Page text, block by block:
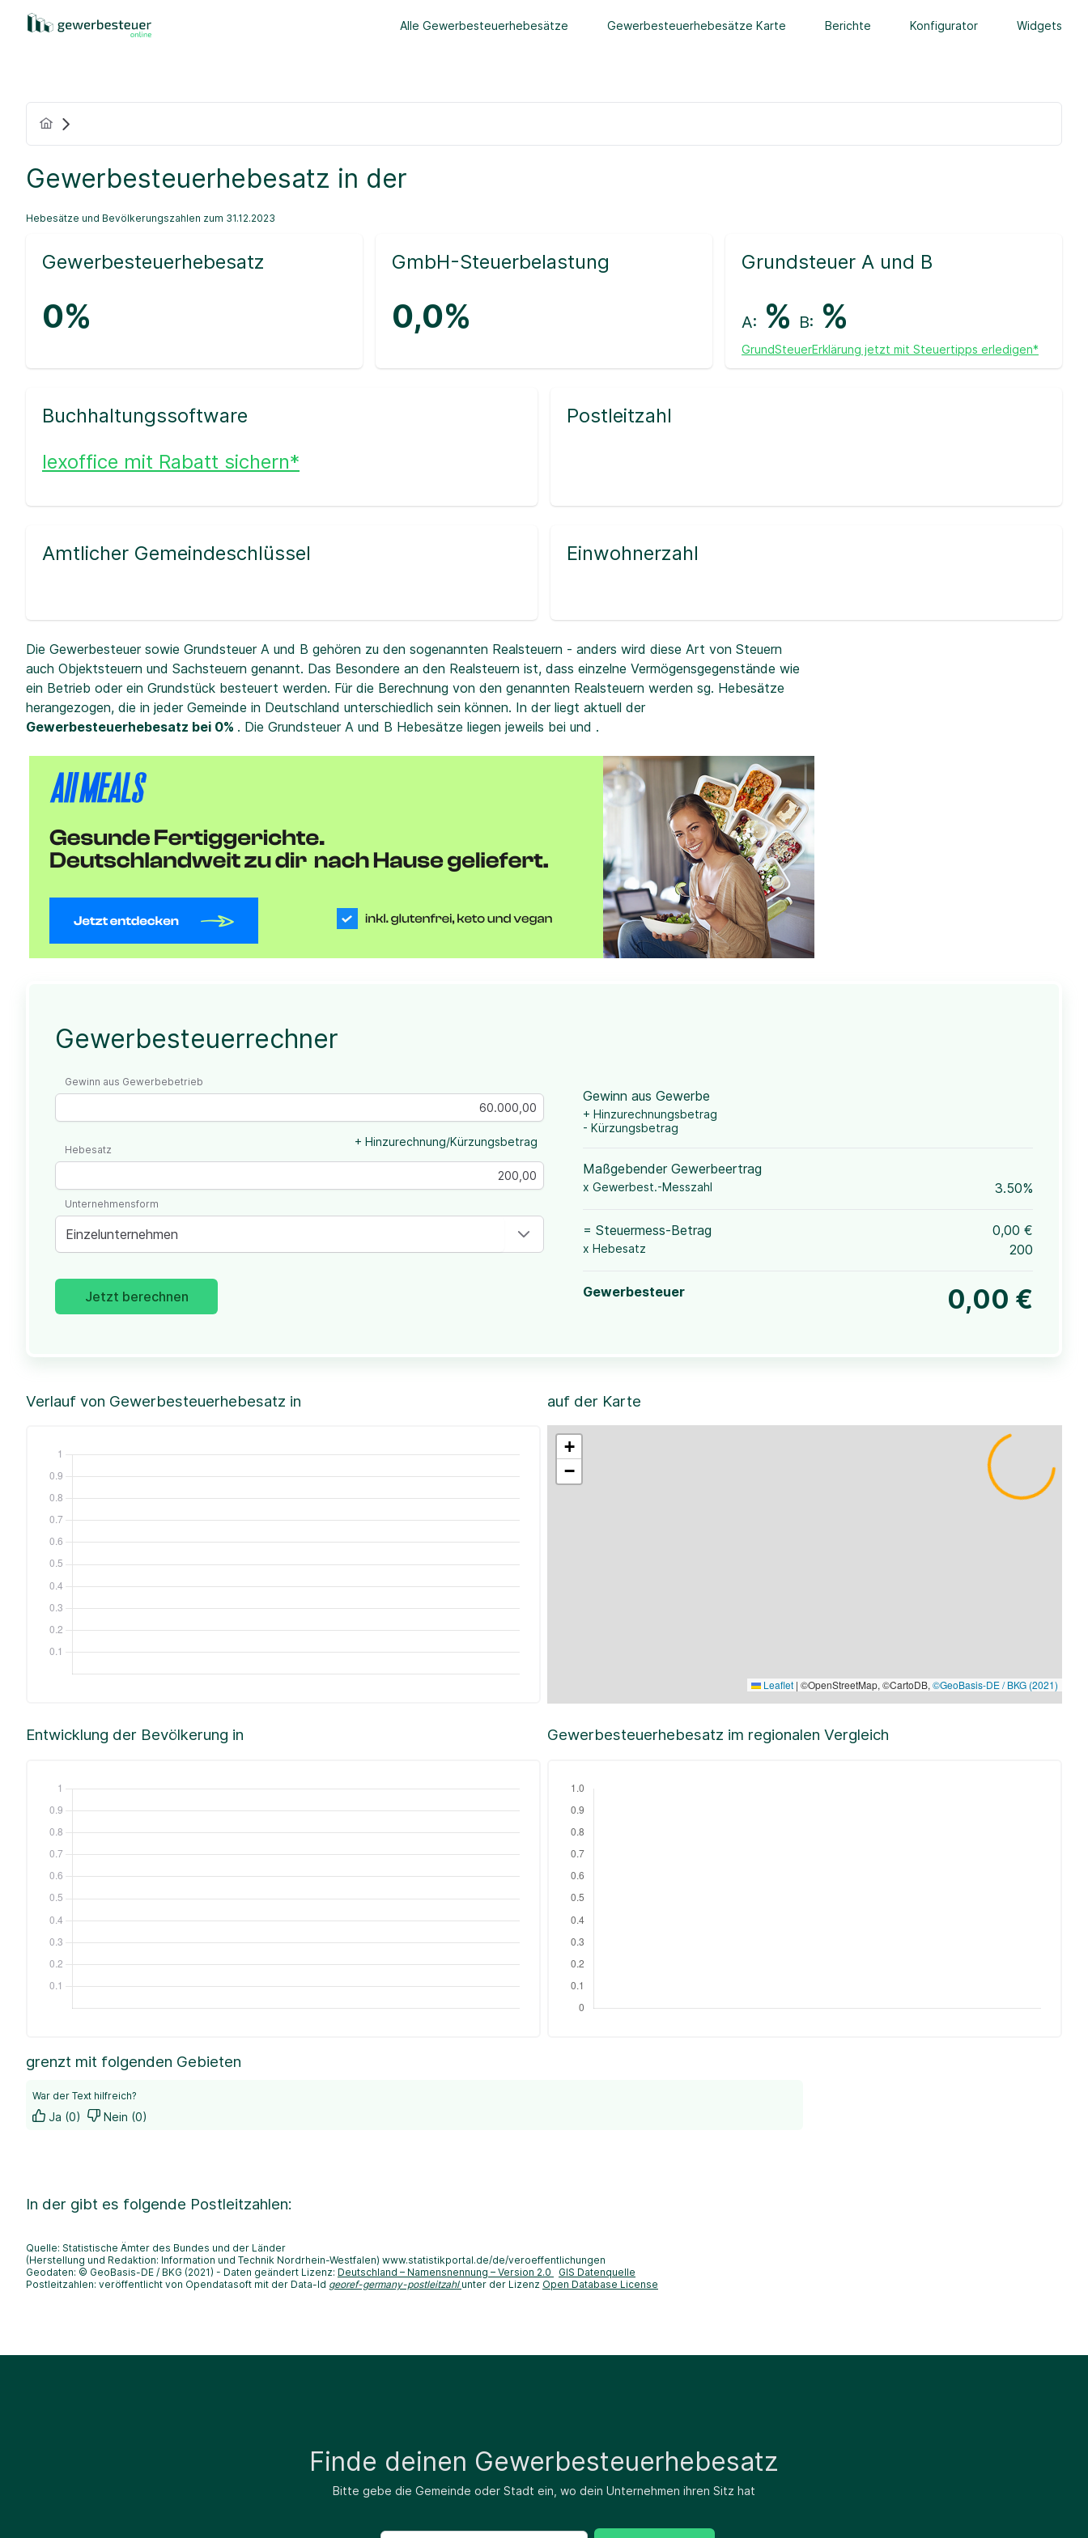
Alle Gewerbesteuerhebesätze Gewerbesteuerhebesätze Karte Berichte Konfigurator Widgets
Gewerbesteuerhebesatz in der
Hebesätze und Bevölkerungszahlen zum 31.12.2023
Gewerbesteuerhebesatz
0%
GmbH-Steuerbelastung
0,0%
Grundsteuer A und B
A: % B: %
GrundSteuerErklärung jetzt mit Steuertipps erledigen*
Buchhaltungssoftware
lexoffice mit Rabatt sichern*
Postleitzahl
Amtlicher Gemeindeschlüssel Einwohnerzahl
Die Gewerbesteuer sowie Grundsteuer A und B gehören zu den sogenannten Realsteuern - anders wird diese Art von Steuern
auch Objektsteuern und Sachsteuern genannt. Das Besondere an den Realsteuern ist, dass einzelne Vermögensgegenstände wie
ein Betrieb oder ein Grundstück besteuert werden. Für die Berechnung von den genannten Realsteuern werden sg. Hebesätze
herangezogen, die in jeder Gemeinde in Deutschland unterschiedlich sein können. In der liegt aktuell der
Gewerbesteuerhebesatz bei 0% . Die Grundsteuer A und B Hebesätze liegen jeweils bei und .
Gewerbesteuerrechner
Gewinn aus Gewerbebetrieb
+ Hinzurechnung/Kürzungsbetrag
Hebesatz
Einzelunternehmen
Unternehmensform
Jetzt berechnen
Gewinn aus Gewerbe
+ Hinzurechnungsbetrag
- Kürzungsbetrag
Maßgebender Gewerbeertrag
x Gewerbest.-Messzahl 3.50%
= Steuermess-Betrag 0,00 €
x Hebesatz 200
Gewerbesteuer 0,00 €
Verlauf von Gewerbesteuerhebesatz in auf der Karte
+
−
Leaflet | ©OpenStreetMap, ©CartoDB, ©GeoBasis-DE / BKG (2021)
Entwicklung der Bevölkerung in Gewerbesteuerhebesatz im regionalen Vergleich
grenzt mit folgenden Gebieten
War der Text hilfreich?
Ja (0) Nein (0)
In der gibt es folgende Postleitzahlen:
Quelle: Statistische Ämter des Bundes und der Länder
(Herstellung und Redaktion: Information und Technik Nordrhein-Westfalen) www.statistikportal.de/de/veroeffentlichungen
Geodaten: © GeoBasis-DE / BKG (2021) - Daten geändert Lizenz: Deutschland – Namensnennung – Version 2.0
GIS Datenquelle
Postleitzahlen: veröffentlicht von Opendatasoft mit der Data-Id georef-germany-postleitzahl unter der Lizenz Open Database License
Finde deinen Gewerbesteuerhebesatz
Bitte gebe die Gemeinde oder Stadt ein, wo dein Unternehmen ihren Sitz hat